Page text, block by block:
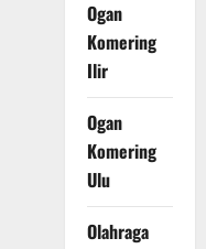
Ogan
Komering
Ilir
Ogan
Komering
Ulu
Olahraga